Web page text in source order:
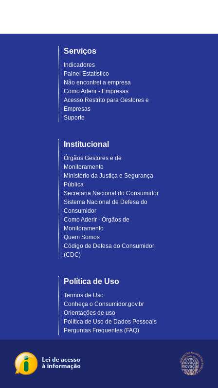
Serviços
Indicadores
Painel Estatístico
Não encontrei a empresa
Como Aderir - Empresas
Acesso Restrito para Gestores e
Empresas
Suporte
Institucional
Órgãos Gestores e de
Monitoramento
Ministério da Justiça e Segurança
Pública
Secretaria Nacional do Consumidor
Sistema Nacional de Defesa do
Consumidor
Como Aderir - Órgãos de
Monitoramento
Quem Somos
Código de Defesa do Consumidor
(CDC)
Política de Uso
Termos de Uso
Conheça o Consumidor.gov.br
Orientações de uso
Política de Uso de Dados Pessoais
Perguntas Frequentes (FAQ)